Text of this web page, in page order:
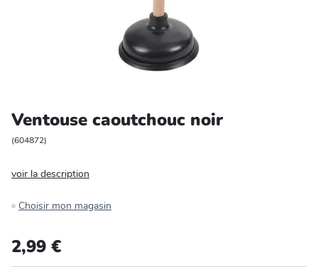
Entretien et rangement
Bricolage et auto
Ventouse caoutchouc noir
(604872)
voir la description
Choisir mon magasin
2,99 €